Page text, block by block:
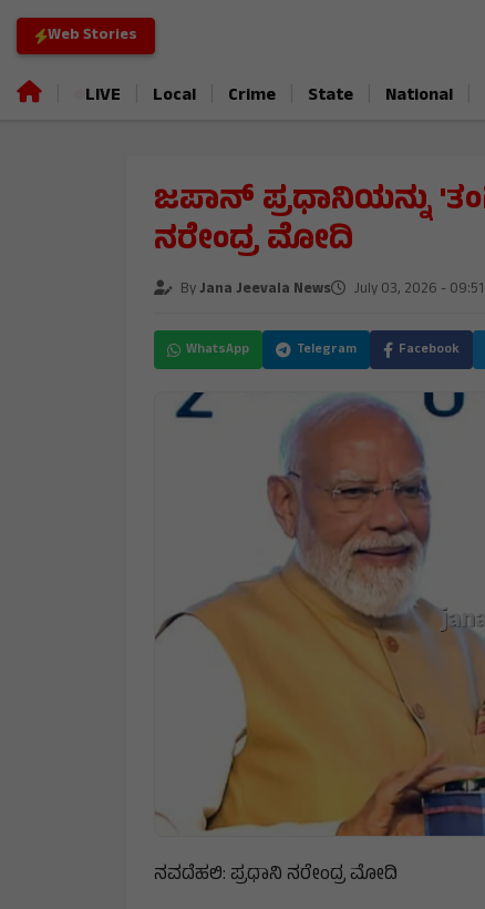
Web Stories
LIVE Local Crime State National
ಜಪಾನ್ ಪ್ರಧಾನಿಯನ್ನು
ನರೇಂದ್ರ ಮೋದಿ
ByJana Jeevala News July 03, 2026 -
WhatsApp Telegram Facebook
ನವದೆಹಲಿ: ಪ್ರಧಾನಿ ನರೇಂದ್ರ ಮೋದಿ